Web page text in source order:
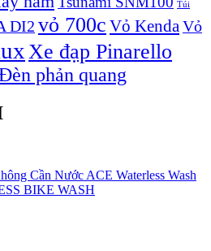
Túi
DI2 vỏ 700c Vỏ KendaVỏ
Xe đạp Pinarello
phản quang
Cần Nước ACE Waterless Wash
BIKE WASH